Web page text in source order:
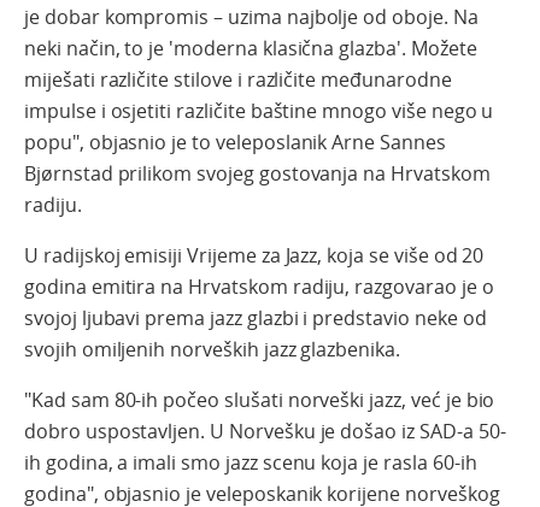
je dobar kompromis – uzima najbolje od oboje. Na
neki način, to je 'moderna klasična glazba'. Možete
miješati različite stilove i različite međunarodne
impulse i osjetiti različite baštine mnogo više nego u
popu", objasnio je to veleposlanik Arne Sannes
Bjørnstad prilikom svojeg gostovanja na Hrvatskom
radiju.
U radijskoj emisiji Vrijeme za Jazz, koja se više od 20
godina emitira na Hrvatskom radiju, razgovarao je o
svojoj ljubavi prema jazz glazbi i predstavio neke od
svojih omiljenih norveških jazz glazbenika.
"Kad sam 80-ih počeo slušati norveški jazz, već je bio
dobro uspostavljen. U Norvešku je došao iz SAD-a 50-
ih godina, a imali smo jazz scenu koja je rasla 60-ih
godina", objasnio je veleposkanik korijene norveškog